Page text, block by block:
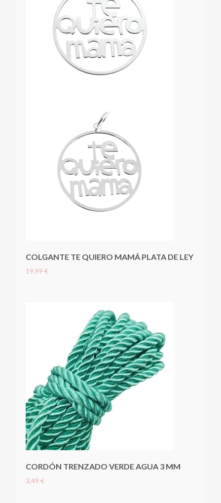
COLGANTE TE QUIERO MAMÁ PLATA DE LEY
19,99 €
CORDÓN TRENZADO VERDE AGUA 3 MM
3,49 €